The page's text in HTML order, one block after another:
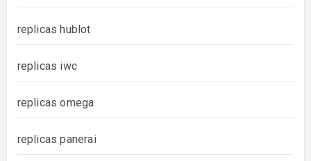
replicas hublot
replicas iwc
replicas omega
replicas panerai